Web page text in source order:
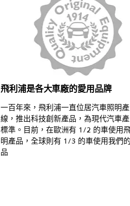
飛利浦是各大車廠的愛用品牌
一百年來，飛利浦一直位居汽車照明
線，推出科技創新產品，為現代汽車
標準。目前，在歐洲有 1/2 的車使用
明產品，全球則有 1/3 的車使用我們
品